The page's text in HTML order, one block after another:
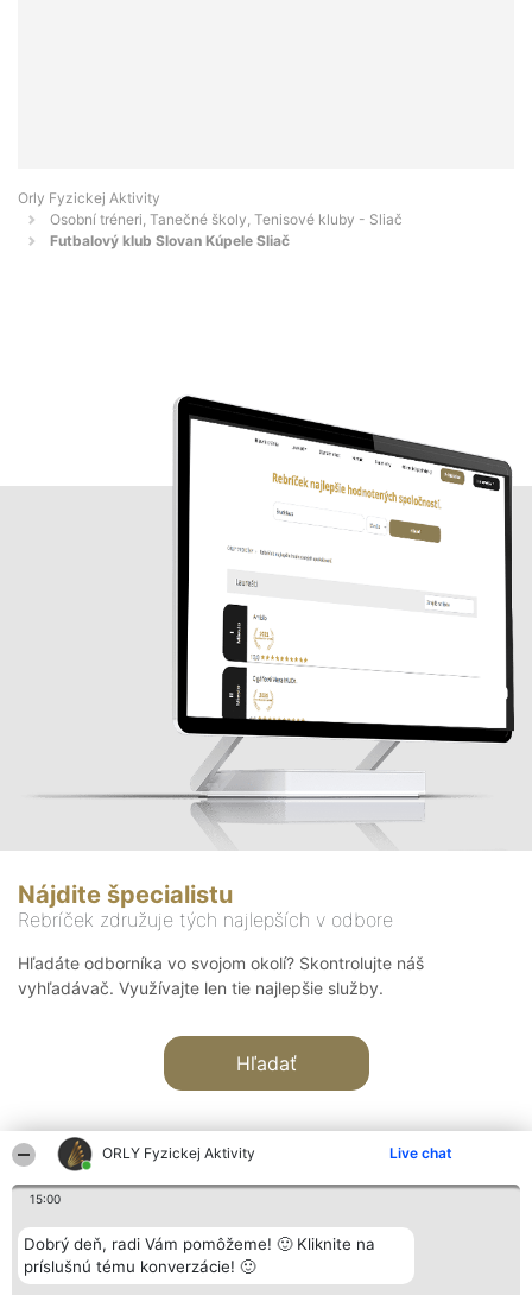
ORLY Fyzickej Aktivity Live chat
15:00
Dobrý deň, radi Vám pomôžeme! 🙂 Kliknite na
príslušnú tému konverzácie! 🙂
Orly Fyzickej Aktivity
Osobní tréneri, Tanečné školy, Tenisové kluby - Sliač
Futbalový klub Slovan Kúpele Sliač
Nájdite špecialistu
Rebríček združuje tých najlepších v odbore
Hľadáte odborníka vo svojom okolí? Skontrolujte náš
vyhľadávač. Využívajte len tie najlepšie služby.
Hľadať
Organizátor hodnotenia
Bright Side Solutions sp. z o.
o. sp. k.
Hodnotenie
Laureáti
Lista
Kontakt
Kontakt